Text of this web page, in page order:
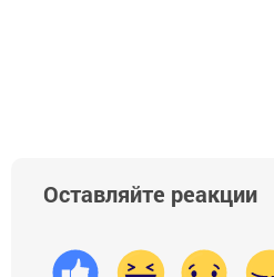
Оставляйте реакции